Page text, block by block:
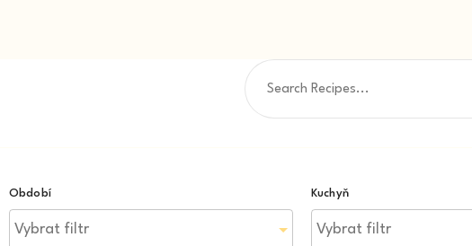
Období Kuchyň